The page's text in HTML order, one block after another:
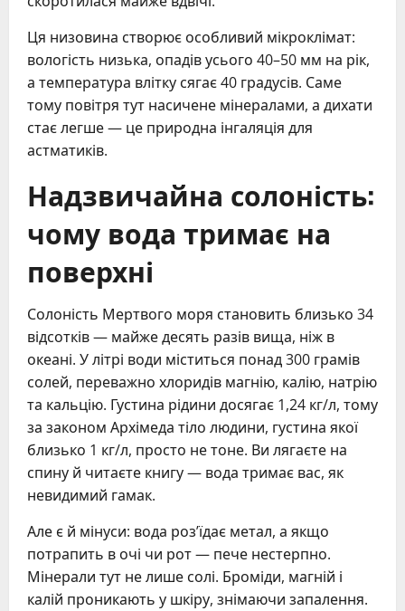
Ця низовина створює особливий мікроклімат:
вологість низька, опадів усього 40–50 мм на рік,
а температура влітку сягає 40 градусів. Саме
тому повітря тут насичене мінералами, а дихати
стає легше — це природна інгаляція для
астматиків.
Надзвичайна солоність:
чому вода тримає на
поверхні
Солоність Мертвого моря становить близько 34
відсотків — майже десять разів вища, ніж в
океані. У літрі води міститься понад 300 грамів
солей, переважно хлоридів магнію, калію, натрію
та кальцію. Густина рідини досягає 1,24 кг/л, тому
за законом Архімеда тіло людини, густина якої
близько 1 кг/л, просто не тоне. Ви лягаєте на
спину й читаєте книгу — вода тримає вас, як
невидимий гамак.
Але є й мінуси: вода роз’їдає метал, а якщо
потрапить в очі чи рот — пече нестерпно.
Мінерали тут не лише солі. Броміди, магній і
калій проникають у шкіру, знімаючи запалення.